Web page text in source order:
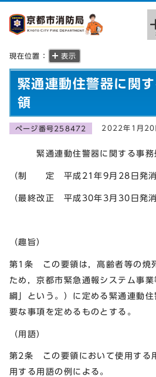
現在位置： 表示
緊通連動住警器に関
領
ページ番号258472 2022年1月20
緊通連動住警器に関する事務
（制 定 平成21年9月28日発消
（最終改正 平成30年3月30日発
（趣旨）
第1条 この要領は，高齢者等の焼
ため，京都市緊急通報システム事
綱」という。）に定める緊通連動
要な事項を定めるものとする。
（用語）
第2条 この要領において使用する
用する用語の例による。